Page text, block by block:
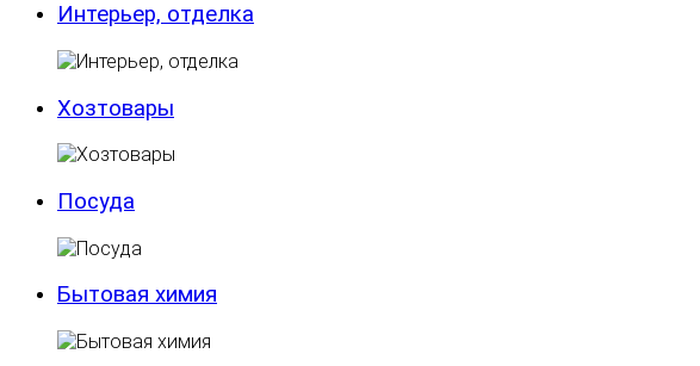
Интерьер, отделка
Хозтовары
Посуда
Бытовая химия